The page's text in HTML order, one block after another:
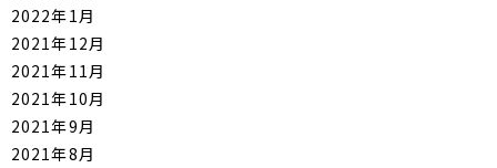
2022年1月
2021年12月
2021年11月
2021年10月
2021年9月
2021年8月